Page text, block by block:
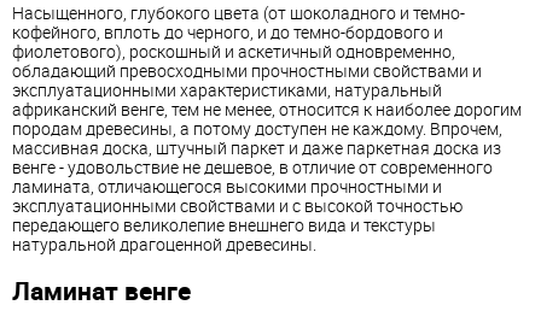
Насыщенного, глубокого цвета (от шоколадного и темно-
кофейного, вплоть до черного, и до темно-бордового и
фиолетового), роскошный и аскетичный одновременно,
обладающий превосходными прочностными свойствами и
эксплуатационными характеристиками, натуральный
африканский венге, тем не менее, относится к наиболее дорогим
породам древесины, а потому доступен не каждому. Впрочем,
массивная доска, штучный паркет и даже паркетная доска из
венге - удовольствие не дешевое, в отличие от современного
ламината, отличающегося высокими прочностными и
эксплуатационными свойствами и с высокой точностью
передающего великолепие внешнего вида и текстуры
натуральной драгоценной древесины.
Ламинат венге